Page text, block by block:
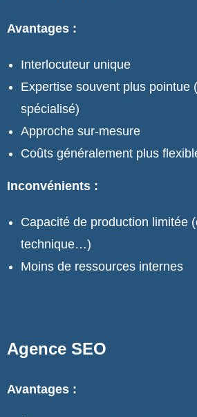
Avantages :
Interlocuteur unique
Expertise souvent plus pointue
spécialisé)
Approche sur-mesure
Coûts généralement plus
Inconvénients :
Capacité de production limitée
technique…)
Moins de ressources internes
Agence SEO
Avantages :